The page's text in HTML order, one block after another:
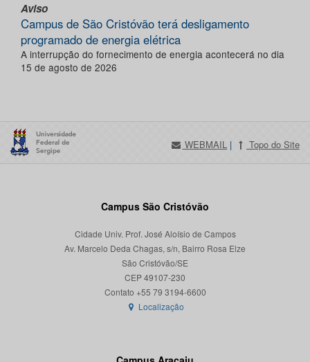
Aviso
Campus de São Cristóvão terá desligamento
programado de energia elétrica
A interrupção do fornecimento de energia acontecerá no dia
15 de agosto de 2026
WEBMAIL | Topo do Site
Campus São Cristóvão
Cidade Univ. Prof. José Aloísio de Campos
Av. Marcelo Deda Chagas, s/n, Bairro Rosa Elze
São Cristóvão/SE
CEP 49107-230
Localização